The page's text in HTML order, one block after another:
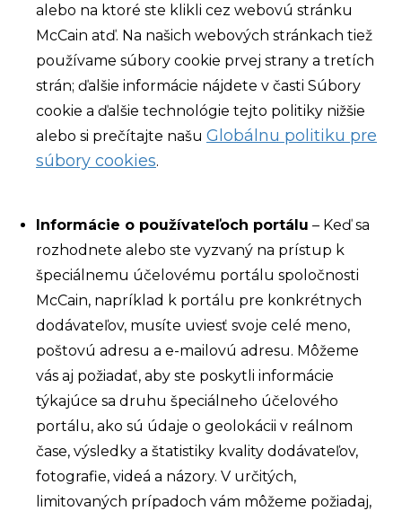
alebo na ktoré ste klikli cez webovú stránku
McCain atď. Na našich webových stránkach tiež
používame súbory cookie prvej strany a tretích
strán; ďalšie informácie nájdete v časti Súbory
cookie a ďalšie technológie tejto politiky nižšie
alebo si prečítajte našu Globálnu politiku pre
súbory cookies.
Informácie o používateľoch portálu – Keď sa
rozhodnete alebo ste vyzvaný na prístup k
špeciálnemu účelovému portálu spoločnosti
McCain, napríklad k portálu pre konkrétnych
dodávateľov, musíte uviesť svoje celé meno,
poštovú adresu a e-mailovú adresu. Môžeme
vás aj požiadať, aby ste poskytli informácie
týkajúce sa druhu špeciálneho účelového
portálu, ako sú údaje o geolokácii v reálnom
čase, výsledky a štatistiky kvality dodávateľov,
fotografie, videá a názory. V určitých,
limitovaných prípadoch vám môžeme požiadaj,